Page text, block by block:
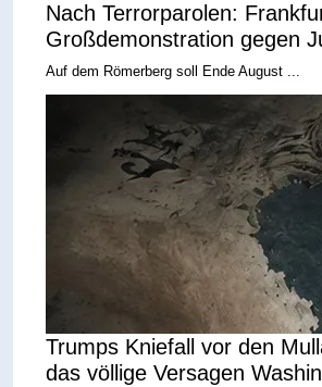
Nach Terrorparolen:
Großdemonstration gegen
Auf dem Römerberg soll Ende August ...
Trumps Kniefall vor den
das völlige Versagen